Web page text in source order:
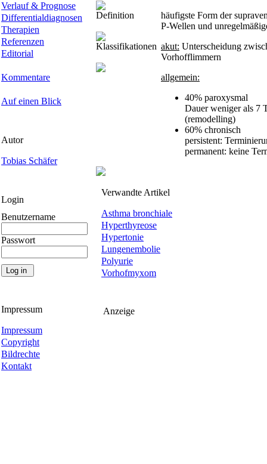
Verlauf & Prognose
Differentialdiagnosen
Therapien
Referenzen
Editorial
Kommentare
Auf einen Blick
Autor
Tobias Schäfer
Login
Benutzername
Passwort
Impressum
Impressum
Copyright
Bildrechte
Kontakt
Definition
häufigste Form der
P-Wellen und
Klassifikationen akut: Unterscheidung
Vorhofflimmern
allgemein:
40% paroxysmal
Dauer weniger als 7
(remodelling)
60% chronisch
persistent:
permanent: keine
Verwandte Artikel
Asthma bronchiale
Hyperthyreose
Hypertonie
Lungenembolie
Polyurie
Vorhofmyxom
Anzeige